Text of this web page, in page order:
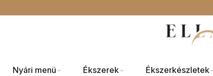
Nyári menü Ékszerek Ékszerkészletek